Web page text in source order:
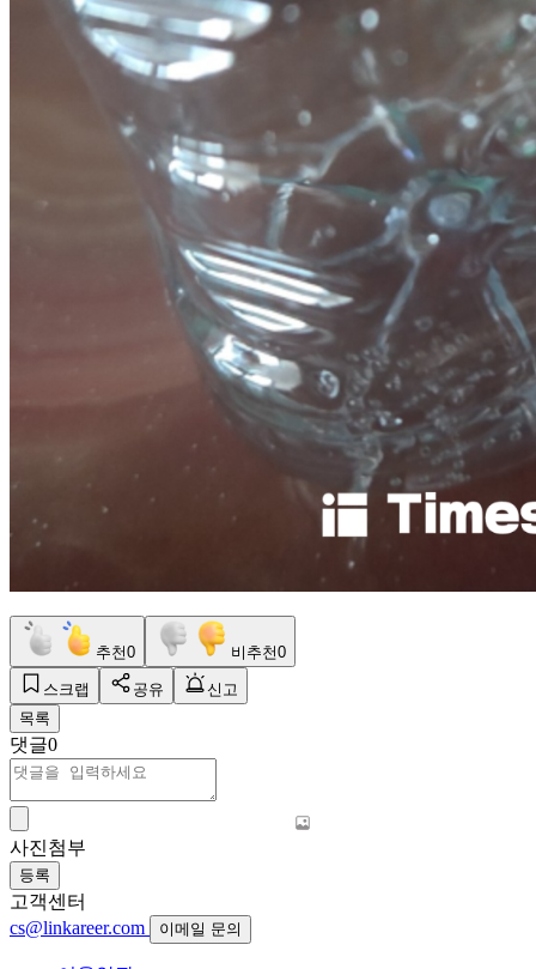
추천0 비추천0
스크랩 공유
신고
목록
댓글0
사진첨부
등록
고객센터
cs@linkareer.com
이메일 문의